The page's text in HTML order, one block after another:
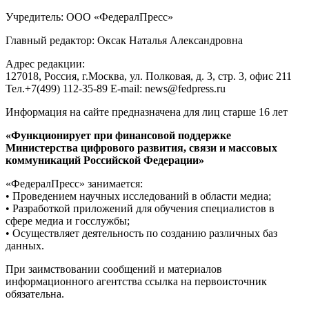
Учредитель: ООО «ФедералПресс»
Главный редактор: Оксак Наталья Александровна
Адрес редакции:
127018, Россия, г.Москва, ул. Полковая, д. 3, стр. 3, офис 211
Тел.+7(499) 112-35-89 E-mail: news@fedpress.ru
Информация на сайте предназначена для лиц старше 16 лет
«Функционирует при финансовой поддержке
Министерства цифрового развития, связи и массовых
коммуникаций Российской Федерации»
«ФедералПресс» занимается:
• Проведением научных исследований в области медиа;
• Разработкой приложений для обучения специалистов в
сфере медиа и госслужбы;
• Осуществляет деятельность по созданию различных баз
данных.
При заимствовании сообщений и материалов
информационного агентства ссылка на первоисточник
обязательна.